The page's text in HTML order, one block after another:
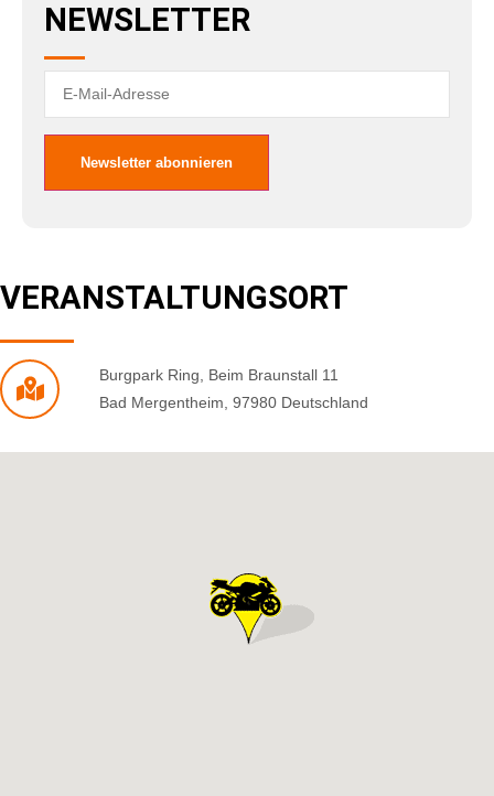
NEWSLETTER
VERANSTALTUNGSORT
Burgpark Ring
Beim Braunstall 11
Bad Mergentheim 97980 Deutschland